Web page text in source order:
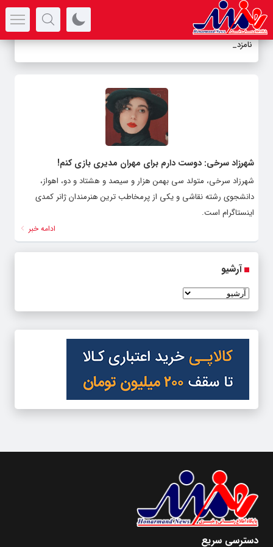
نامزدی_
شهرزاد سرخی: دوست دارم برای مهران مدیری بازی کنم!
شهرزاد سرخی، متولد سی بهمن هزار و سیصد و هشتاد و دو، اهواز،
دانشجوی رشته نقاشی و یکی از پرمخاطب ترین هنرمندان ژانر کمدی
اینستاگرام است.
ادامه خبر
آرشیو
دسترسی سریع